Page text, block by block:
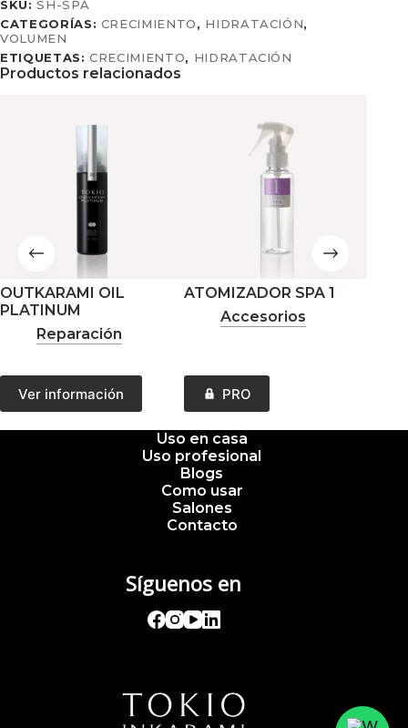
SKU:SH-SPA
CATEGORÍAS: CRECIMIENTO, HIDRATACIÓN,
VOLUMEN
ETIQUETAS:CRECIMIENTO, HIDRATACIÓN
Productos relacionados
OUTKARAMI OIL
PLATINUM
Reparación
Ver información
Este
producto
tiene
múltiples
ATOMIZADOR SPA 1
Accesorios
PRO
Uso en casa
Uso profesional
Blogs
Como usar
Salones
Contacto
Síguenos en